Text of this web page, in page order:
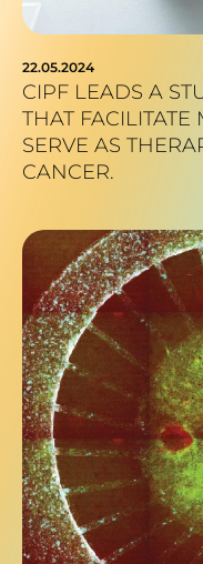
22.05.2024
CIPF LEADS A
THAT FACILITATE
SERVE AS
CANCER.